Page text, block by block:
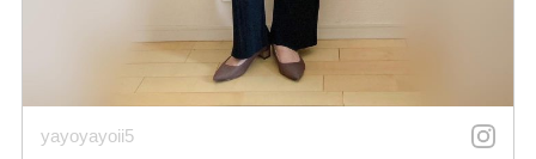
yayoyayoii5